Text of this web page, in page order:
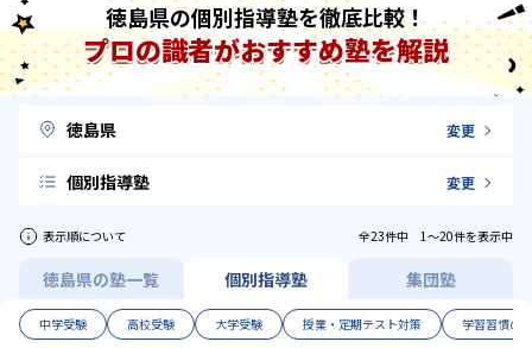
徳島県の個別指導塾を徹底比較！
プロの識者がおすすめ塾を解説
徳島県 変更
個別指導塾 変更
表示順について 全23件中 1〜20件を表示中
徳島県の塾一覧 個別指導塾 集団塾
中学受験 高校受験 大学受験 授業・定期テスト対策 学習習慣の